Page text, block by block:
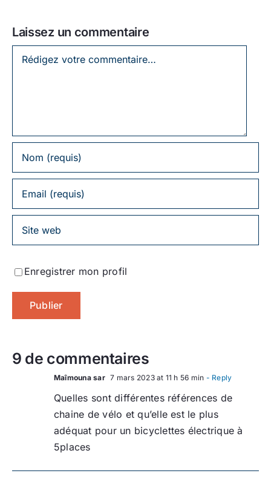
9 de commentaires
Maîmouna sar 7 mars 2023 at 11 h 56 min - Reply
Quelles sont différentes références de
chaine de vélo et qu’elle est le plus
adéquat pour un bicyclettes électrique à
5places
Laissez un commentaire
Laissez
Enregistrer mon profil